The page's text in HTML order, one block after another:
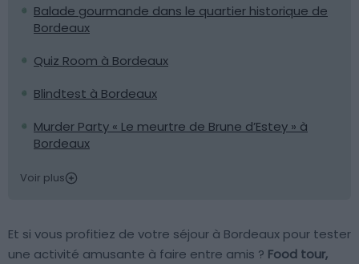
Balade gourmande dans le quartier historique de
Bordeaux
Quiz Room à Bordeaux
Blindtest à Bordeaux
Murder Party « Le meurtre de Brune d’Estey » à
Bordeaux
Voir plus
Et si vous profitiez de votre séjour à Bordeaux pour tester
une activité amusante à faire entre amis ? Food tour,